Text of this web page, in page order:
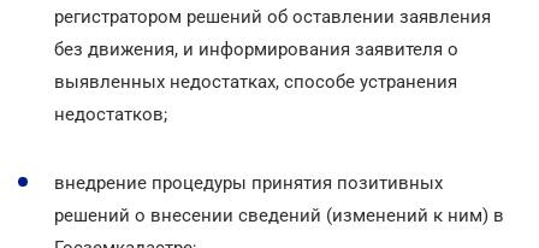
регистратором решений об оставлении заявления
без движения, и информирования заявителя о
выявленных недостатках, способе устранения
недостатков;
внедрение процедуры принятия позитивных
решений о внесении сведений (изменений к ним) в